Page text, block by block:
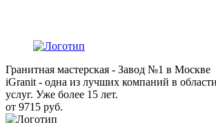
Гранитная мастерская - Завод №1 в Москве
iGranit - одна из лучших компаний в
услуг. Уже более 15 лет.
от 9715 руб.